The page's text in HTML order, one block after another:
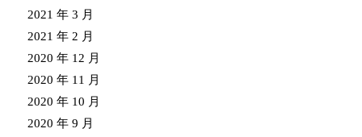
2021 年 3 月
2021 年 2 月
2020 年 12 月
2020 年 11 月
2020 年 10 月
2020 年 9 月